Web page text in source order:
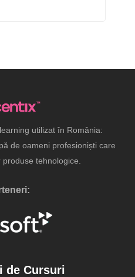
utilizat în România:
de oameni profesioniști care
tehnologice.
de Cursuri